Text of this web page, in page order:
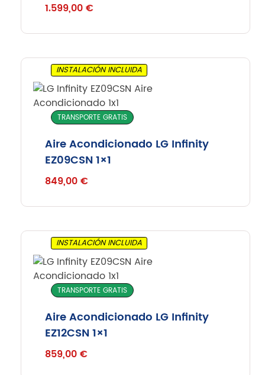
1.599,00€
INSTALACIÓN INCLUIDA
TRANSPORTE GRATIS
Aire Acondicionado LG Infinity
EZ09CSN 1×1
849,00€
INSTALACIÓN INCLUIDA
TRANSPORTE GRATIS
Aire Acondicionado LG Infinity
EZ12CSN 1×1
859,00€